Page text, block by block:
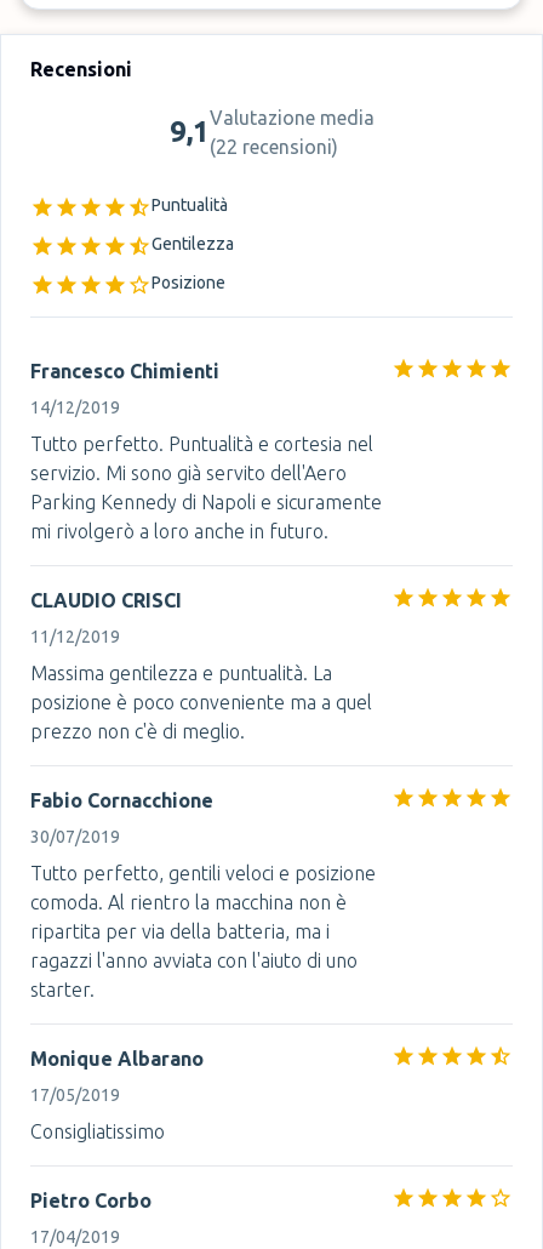
Recensioni
9,1 Valutazione media
(22 recensioni)
Puntualità
Gentilezza
Posizione
Francesco Chimienti
14/12/2019
Tutto perfetto. Puntualità e cortesia nel
servizio. Mi sono già servito dell'Aero
Parking Kennedy di Napoli e sicuramente
mi rivolgerò a loro anche in futuro.
CLAUDIO CRISCI
11/12/2019
Massima gentilezza e puntualità. La
posizione è poco conveniente ma a quel
prezzo non c'è di meglio.
Fabio Cornacchione
30/07/2019
Tutto perfetto, gentili veloci e posizione
comoda. Al rientro la macchina non è
ripartita per via della batteria, ma i
ragazzi l'anno avviata con l'aiuto di uno
starter.
Monique Albarano
17/05/2019
Consigliatissimo
Pietro Corbo
17/04/2019